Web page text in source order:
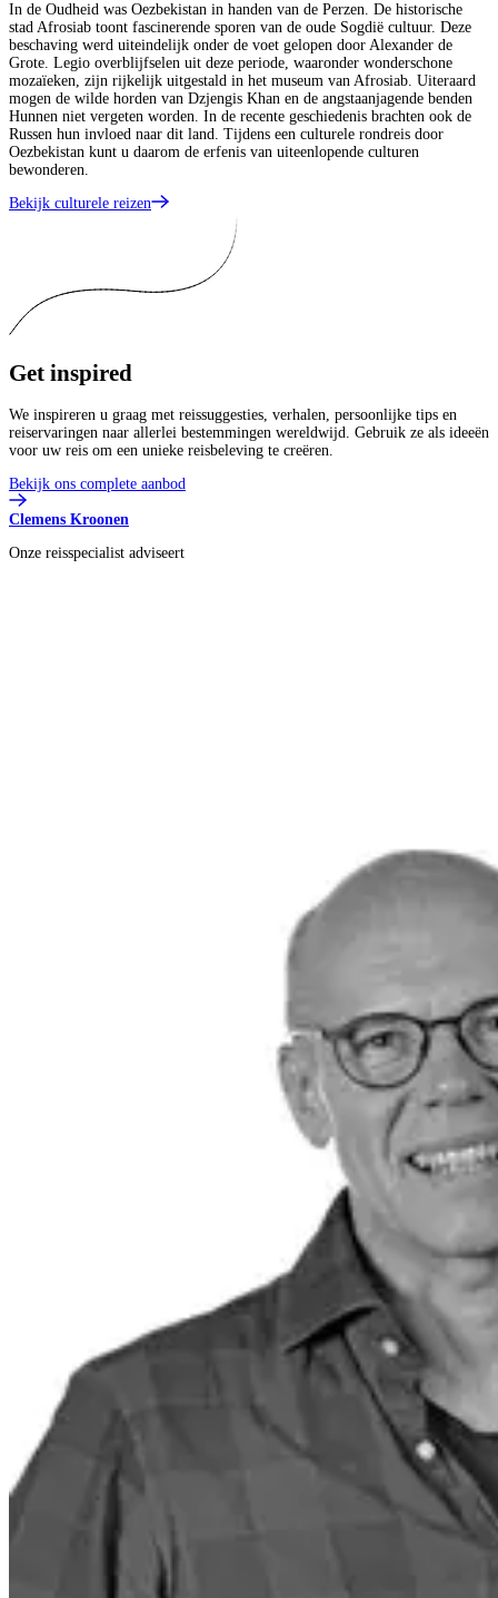
In de Oudheid was Oezbekistan in handen van de Perzen. De historische
stad Afrosiab toont fascinerende sporen van de oude Sogdië cultuur. Deze
beschaving werd uiteindelijk onder de voet gelopen door Alexander de
Grote. Legio overblijfselen uit deze periode, waaronder wonderschone
mozaïeken, zijn rijkelijk uitgestald in het museum van Afrosiab. Uiteraard
mogen de wilde horden van Dzjengis Khan en de angstaanjagende benden
Hunnen niet vergeten worden. In de recente geschiedenis brachten ook de
Russen hun invloed naar dit land. Tijdens een culturele rondreis door
Oezbekistan kunt u daarom de erfenis van uiteenlopende culturen
bewonderen.
Bekijk culturele reizen
Get inspired
We inspireren u graag met reissuggesties, verhalen, persoonlijke tips en
reiservaringen naar allerlei bestemmingen wereldwijd. Gebruik ze als ideeën
voor uw reis om een unieke reisbeleving te creëren.
Bekijk ons complete aanbod
Clemens Kroonen
Onze reisspecialist adviseert